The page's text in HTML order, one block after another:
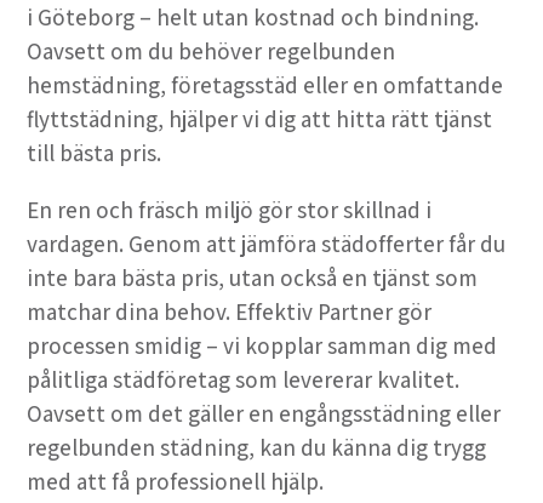
i Göteborg – helt utan kostnad och bindning.
Oavsett om du behöver regelbunden
hemstädning, företagsstäd eller en omfattande
flyttstädning, hjälper vi dig att hitta rätt tjänst
till bästa pris.
En ren och fräsch miljö gör stor skillnad i
vardagen. Genom att jämföra städofferter får du
inte bara bästa pris, utan också en tjänst som
matchar dina behov. Effektiv Partner gör
processen smidig – vi kopplar samman dig med
pålitliga städföretag som levererar kvalitet.
Oavsett om det gäller en engångsstädning eller
regelbunden städning, kan du känna dig trygg
med att få professionell hjälp.